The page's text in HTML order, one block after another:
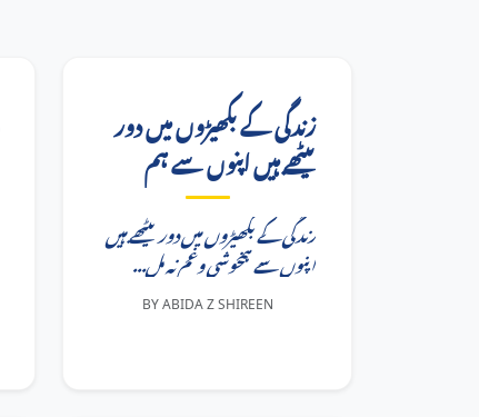
زندگی کے بکھیڑوں میں دور
بیٹھے ہیں اپنوں سے ہم
زندگی کے بکھیڑوں میں دور بیٹھے ہیں
اپنوں سے ہمخوشی وغم نہ مل...
BY ABIDA Z SHIREEN